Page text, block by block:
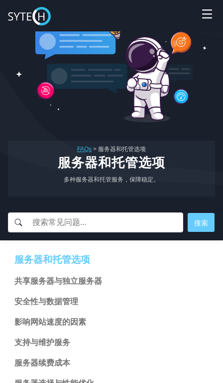
FAQs > 服务器和托管选项
服务器和托管选项
多种服务器和托管服务，保障稳定。
服务器和托管选项
共享服务器与独立服务器
安全性与数据管理
影响网站速度的因素
支持与维护服务
服务器续费成本